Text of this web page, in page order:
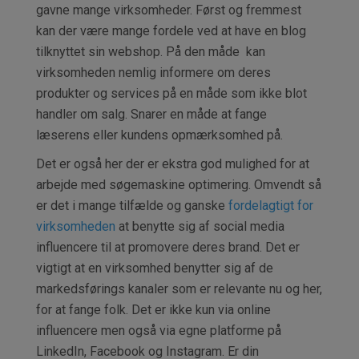
gavne mange virksomheder. Først og fremmest
kan der være mange fordele ved at have en blog
tilknyttet sin webshop. På den måde kan
virksomheden nemlig informere om deres
produkter og services på en måde som ikke blot
handler om salg. Snarer en måde at fange
læserens eller kundens opmærksomhed på.
Det er også her der er ekstra god mulighed for at
arbejde med søgemaskine optimering. Omvendt så
er det i mange tilfælde og ganske fordelagtigt for
virksomheden at benytte sig af social media
influencere til at promovere deres brand. Det er
vigtigt at en virksomhed benytter sig af de
markedsførings kanaler som er relevante nu og her,
for at fange folk. Det er ikke kun via online
influencere men også via egne platforme på
LinkedIn, Facebook og Instagram. Er din